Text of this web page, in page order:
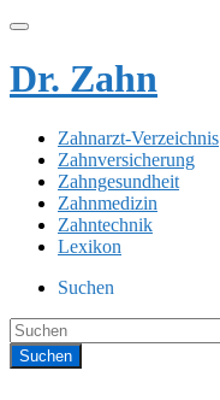
Dr. Zahn
Zahnarzt-Verzeichnis
Zahnversicherung
Zahngesundheit
Zahnmedizin
Zahntechnik
Lexikon
Suchen